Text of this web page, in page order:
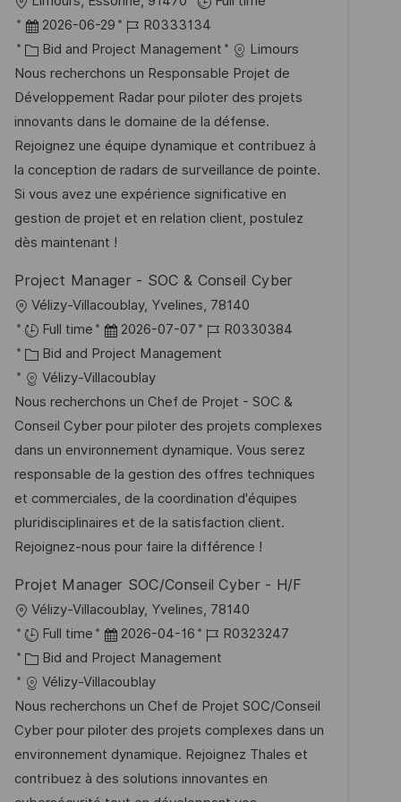
f
e
g
r
t
D
a
t
u
m
d
e
r
V
e
ö
f
f
e
n
t
l
i
c
h
u
n
g
2026-06-29
J
o
b
-
I
D
R0333134
K
a
t
e
g
o
r
i
e
Bid and Project Management
Limours
Nous recherchons un Responsable Projet de
Développement Radar pour piloter des projets
innovants dans le domaine de la défense.
Rejoignez une équipe dynamique et contribuez à
la conception de radars de surveillance de pointe.
Si vous avez une expérience significative en
gestion de projet et en relation client, postulez
dès maintenant !
Project Manager - SOC & Conseil Cyber
O
r
t
Vélizy-Villacoublay, Yvelines, 78140
Full time
D
a
t
u
m
d
e
r
V
e
ö
f
f
e
n
t
l
i
c
2026-07-07
J
o
-
I
D
R0330384
K
a
t
e
g
o
r
i
e
Bid and Project Management
Vélizy-Villacoublay
Nous recherchons un Chef de Projet - SOC &
Conseil Cyber pour piloter des projets complexes
dans un environnement dynamique. Vous serez
responsable de la gestion des offres techniques
et commerciales, de la coordination d'équipes
pluridisciplinaires et de la satisfaction client.
Rejoignez-nous pour faire la différence !
Projet Manager SOC/Conseil Cyber - H/F
O
r
t
Vélizy-Villacoublay, Yvelines, 78140
Full time
D
a
t
u
m
d
e
2026-04-16
J
o
-
I
D
R0323247
K
a
t
e
g
o
Bid and Project Management
Vélizy-Villacoublay
Nous recherchons un Chef de Projet SOC/Conseil
Cyber pour piloter des projets complexes dans un
environnement dynamique. Rejoignez Thales et
contribuez à des solutions innovantes en